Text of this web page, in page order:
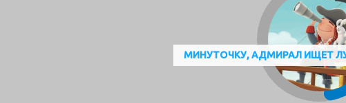
МИНУТОЧКУ, АДМИРАЛ ИЩЕТ